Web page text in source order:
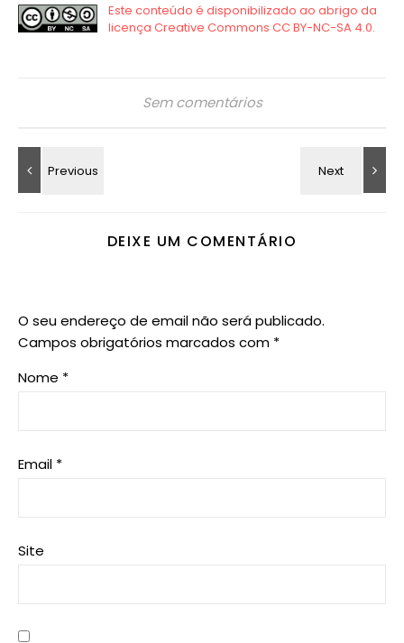
Sem comentários
DEIXE UM COMENTÁRIO
O seu endereço de email não será publicado.
Campos obrigatórios marcados com *
Nome *
Email *
Site